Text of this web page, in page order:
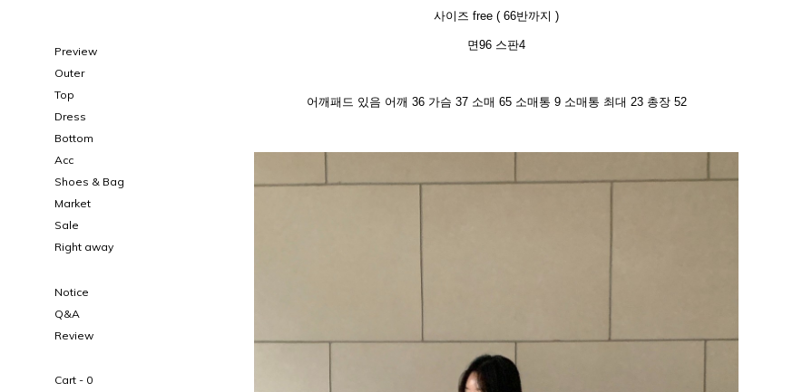
Preview
Outer
Top
Dress
Bottom
Acc
Shoes & Bag
Market
Sale
Right away
Notice
Q&A
Review
Cart - 0
사이즈 free ( 66반까지 )
면96 스판4
어깨패드 있음 어깨 36 가슴 37 소매 65 소매통 9 소매통 최대 23 총장 52